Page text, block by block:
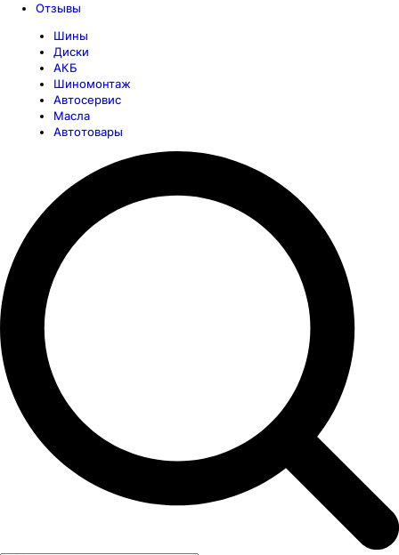
Отзывы
Шины
Диски
АКБ
Шиномонтаж
Автосервис
Масла
Автотовары